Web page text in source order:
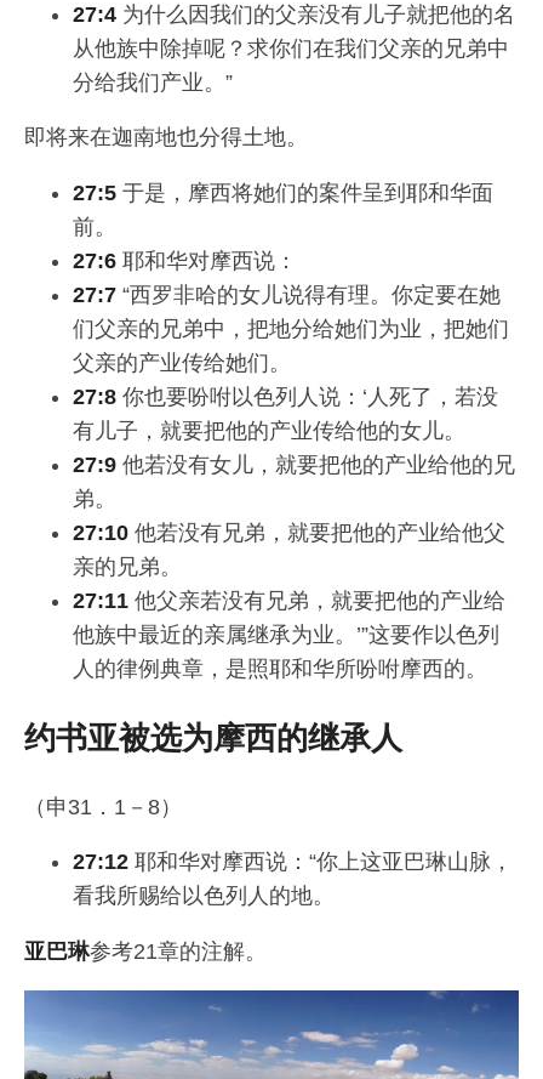
27:4 为什么因我们的父亲没有儿子就把他的名
从他族中除掉呢？求你们在我们父亲的兄弟中
分给我们产业。”
即将来在迦南地也分得土地。
27:5 于是，摩西将她们的案件呈到耶和华面
前。
27:6 耶和华对摩西说：
27:7 “西罗非哈的女儿说得有理。你定要在她
们父亲的兄弟中，把地分给她们为业，把她们
父亲的产业传给她们。
27:8 你也要吩咐以色列人说：‘人死了，若没
有儿子，就要把他的产业传给他的女儿。
27:9 他若没有女儿，就要把他的产业给他的兄
弟。
27:10 他若没有兄弟，就要把他的产业给他父
亲的兄弟。
27:11 他父亲若没有兄弟，就要把他的产业给
他族中最近的亲属继承为业。’”这要作以色列
人的律例典章，是照耶和华所吩咐摩西的。
约书亚被选为摩西的继承人
（申31．1－8）
27:12 耶和华对摩西说：“你上这亚巴琳山脉，
看我所赐给以色列人的地。
亚巴琳参考21章的注解。